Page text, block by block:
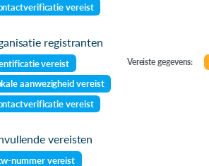
vereist
registranten
vereist
aanwezigheid vereist
vereist
Vereiste gegevens:
vereisten
nummer vereist